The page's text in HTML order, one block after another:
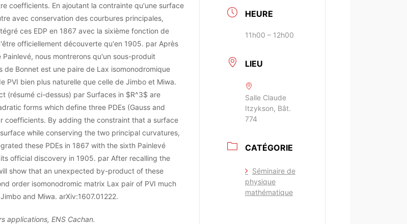
coefficients. En ajoutant la contrainte qu'une surface
avec conservation des courbures principales,
ces EDP en 1867 avec la sixième fonction de
officiellement découverte qu'en 1905. par Après
nous montrerons qu'un sous-produit
de Bonnet est une paire de Lax isomonodromique
PVI bien plus naturelle que celle de Jimbo et Miwa.
(résumé ci-dessus) par Surfaces in $R^3$ are
forms which define three PDEs (Gauss and
coefficients. By adding the constraint that a surface
while conserving the two principal curvatures,
these PDEs in 1867 with the sixth Painlevé
official discovery in 1905. par After recalling the
show that an unexpected by-product of these
order isomonodromic matrix Lax pair of PVI much
and Miwa. arXiv:1607.01222.
applications, ENS Cachan.
HEURE
11h00 – 12h00
LIEU
Salle Claude
Itzykson, Bât.
774
CATÉGORIE
Séminaire de
physique
mathématique